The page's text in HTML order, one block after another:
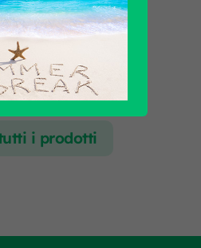
i prodotti